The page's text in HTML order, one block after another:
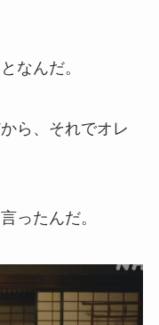
なんだ。
ら、それでオレ
ったんだ。